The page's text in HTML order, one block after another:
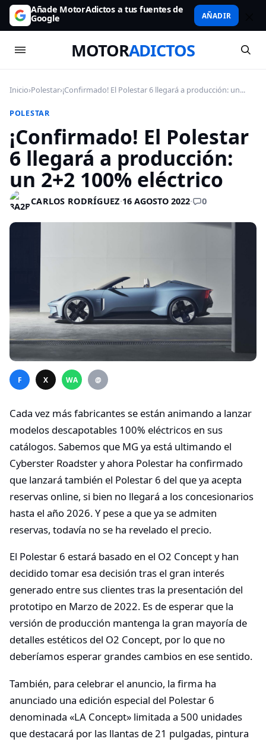
Añade MotorAdictos a tus fuentes de
Google AÑADIR
MOTORADICTOS
Inicio›Polestar›¡Confirmado! El Polestar 6 llegará a producción: un...
POLESTAR
¡Confirmado! El Polestar
6 llegará a producción:
un 2+2 100% eléctrico
CARLOS RODRÍGUEZ·16 AGOSTO 2022· 0
F X WA @
Cada vez más fabricantes se están animando a lanzar
modelos descapotables 100% eléctricos en sus
catálogos. Sabemos que MG ya está ultimando el
Cyberster Roadster y ahora Polestar ha confirmado
que lanzará también el Polestar 6 del que ya acepta
reservas online, si bien no llegará a los concesionarios
hasta el año 2026. Y pese a que ya se admiten
reservas, todavía no se ha revelado el precio.
El Polestar 6 estará basado en el O2 Concept y han
decidido tomar esa decisión tras el gran interés
generado entre sus clientes tras la presentación del
prototipo en Marzo de 2022. Es de esperar que la
versión de producción mantenga la gran mayoría de
detalles estéticos del O2 Concept, por lo que no
deberíamos esperar grandes cambios en ese sentido.
También, para celebrar el anuncio, la firma ha
anunciado una edición especial del Polestar 6
denominada «LA Concept» limitada a 500 unidades
que destacará por las llantas de 21 pulgadas, pintura